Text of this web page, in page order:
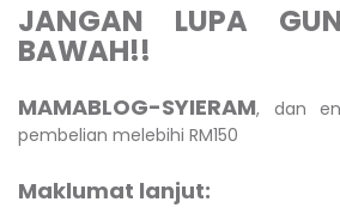
JANGAN LUPA
BAWAH!!
MAMABLOG-SYIERAM, dan
pembelian melebihi RM150
Maklumat lanjut: